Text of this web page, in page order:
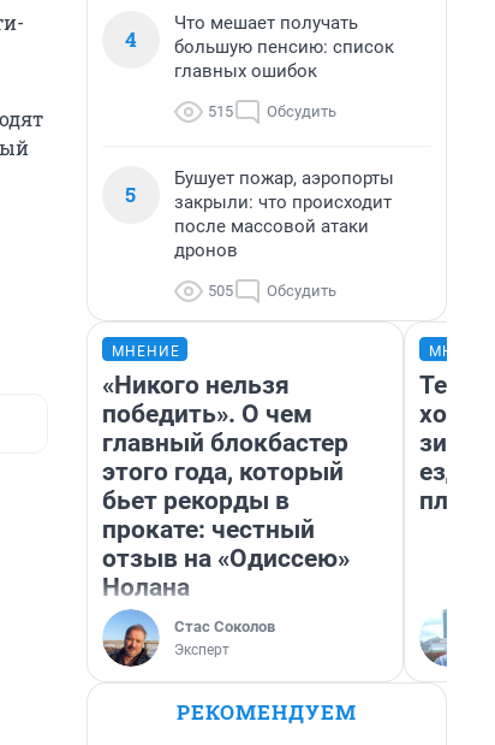
4
Что мешает получать
большую пенсию: список
главных ошибок
515 Обсудить
5
Бушует пожар, аэропорты
закрыли: что происходит
после массовой атаки
дронов
505 Обсудить
МНЕНИЕ
«Никого нельзя
победить». О чем
главный блокбастер
этого года, который
бьет рекорды в
прокате: честный
отзыв на «Одиссею»
Нолана
Стас Соколов
Эксперт
ездит
РЕКОМЕНДУЕМ